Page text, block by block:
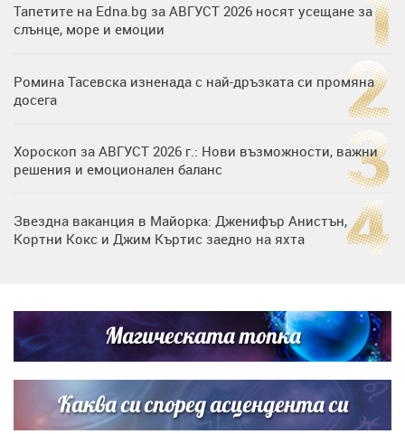
Тапетите на Edna.bg за АВГУСТ 2026 носят усещане за
слънце, море и емоции
Ромина Тасевска изненада с най-дръзката си промяна
досега
Хороскоп за АВГУСТ 2026 г.: Нови възможности, важни
решения и емоционален баланс
Звездна ваканция в Майорка: Дженифър Анистън,
Кортни Кокс и Джим Къртис заедно на яхта
Братя Аргирови я изненадаха с песен
Списъкът е ясен: Джей Ло и Риана във ВИП гостите на
сватбата на Роналдо
Магическата топка
Каква си според асцендента си